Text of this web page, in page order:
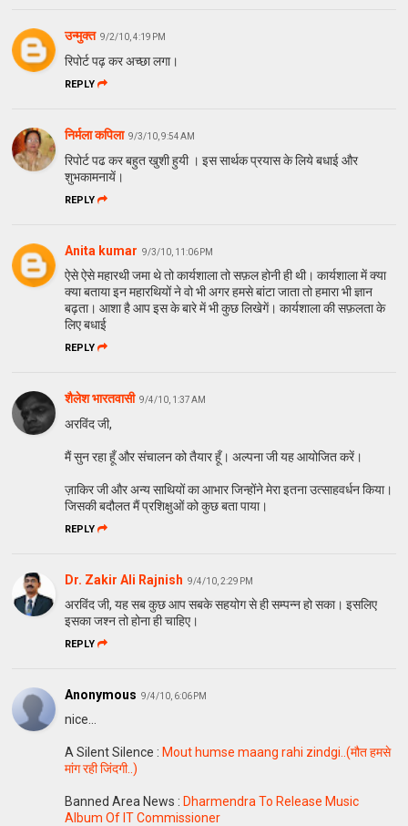
उन्मुक्त 9/2/10, 4:19 PM
रिपोर्ट पढ़ कर अच्छा लगा।
REPLY
निर्मला कपिला 9/3/10, 9:54 AM
रिपोर्ट पढ कर बहुत खुशी हुयी । इस सार्थक प्रयास के लिये बधाई और
शुभकामनायें।
REPLY
Anita kumar 9/3/10, 11:06 PM
ऐसे ऐसे महारथी जमा थे तो कार्यशाला तो सफ़ल होनी ही थी। कार्यशाला में क्या
क्या बताया इन महारथियों ने वो भी अगर हमसे बांटा जाता तो हमारा भी ज्ञान
बढ़ता। आशा है आप इस के बारे में भी कुछ लिखेगें। कार्यशाला की सफ़लता के
लिए बधाई
REPLY
शैलेश भारतवासी 9/4/10, 1:37 AM
अरविंद जी,
मैं सुन रहा हूँ और संचालन को तैयार हूँ। अल्पना जी यह आयोजित करें।
ज़ाकिर जी और अन्य साथियों का आभार जिन्होंने मेरा इतना उत्साहवर्धन किया।
जिसकी बदौलत मैं प्रशिक्षुओं को कुछ बता पाया।
REPLY
Dr. Zakir Ali Rajnish 9/4/10, 2:29 PM
अरविंद जी, यह सब कुछ आप सबके सहयोग से ही सम्पन्न हो सका। इसलिए
इसका जश्न तो होना ही चाहिए।
REPLY
Anonymous 9/4/10, 6:06 PM
nice...
A Silent Silence : Mout humse maang rahi zindgi..(मौत हमसे
मांग रही जिंदगी..)
Banned Area News : Dharmendra To Release Music
Album Of IT Commissioner